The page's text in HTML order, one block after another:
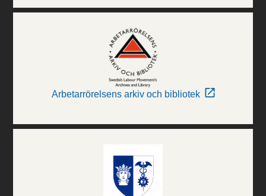
Arbetarrörelsens arkiv och bibliotek